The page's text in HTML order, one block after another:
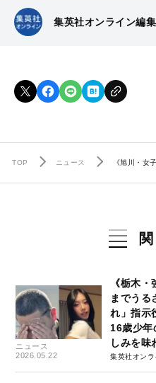
集英社オンライン編
TOP ニュース 《旭川・女
ニュース
2026.05.22
《栃木
までう
れ」指示
16歳少
しみを味
集英社オン